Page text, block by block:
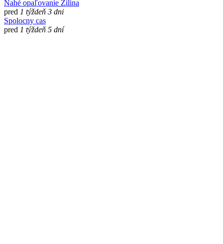
Nahé opaľovanie Žilina
pred 1 týždeň 3 dni
Spolocny cas
pred 1 týždeň 5 dní